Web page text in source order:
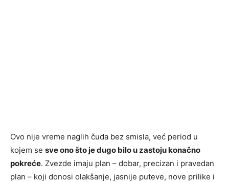
Ovo nije vreme naglih čuda bez smisla, već period u
kojem se sve ono što je dugo bilo u zastoju konačno
pokreće. Zvezde imaju plan – dobar, precizan i pravedan
plan – koji donosi olakšanje, jasnije puteve, nove prilike i